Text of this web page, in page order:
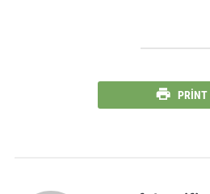
PRINT